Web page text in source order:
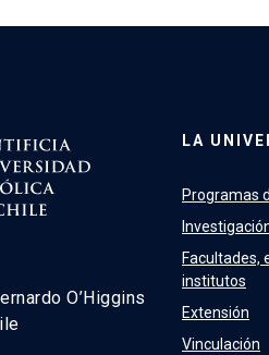
O’Higgins
LA
Programas
Facultades,
institutos
Extensión
Vinculación